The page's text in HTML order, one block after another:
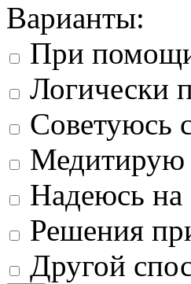
Варианты:
При помощи
Логически
Советуюсь
Медитирую
Надеюсь на
Решения
Другой